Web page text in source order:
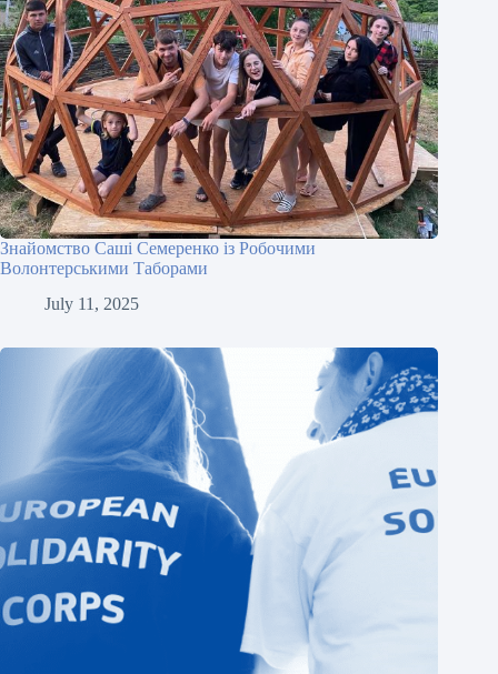
Знайомство Саші Семеренко із Робочими
Волонтерськими Таборами
July 11, 2025